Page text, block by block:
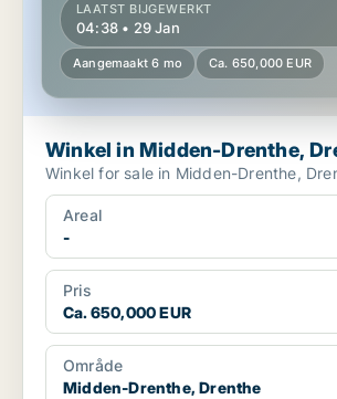
LAATST BIJGEWERKT
04:38 • 29 Jan
Aangemaakt 6 mo Ca. 650,000 EUR
Winkel in Midden-Drenthe,
Winkel for sale in Midden-Drenthe,
Areal
-
Pris
Ca. 650,000 EUR
Område
Midden-Drenthe, Drenthe